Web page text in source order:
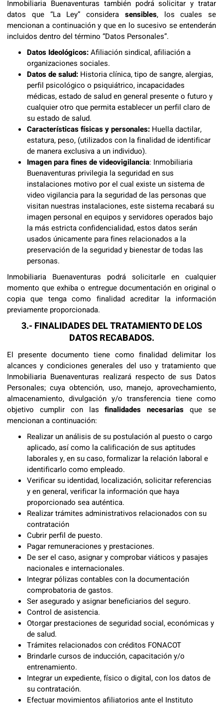
Inmobiliaria Buenaventuras también podrá solicitar y tratar
datos que “La Ley” considera sensibles, los cuales se
mencionan a continuación y que en lo sucesivo se entenderán
incluidos dentro del término “Datos Personales”.
Datos Ideológicos:Afiliación sindical, afiliación a
organizaciones sociales.
Datos de salud: Historia clínica, tipo de sangre, alergias,
perfil psicológico o psiquiátrico, incapacidades
médicas, estado de salud en general presente o futuro y
cualquier otro que permita establecer un perfil claro de
su estado de salud.
Características físicas y personales: Huella dactilar,
estatura, peso, (utilizados con la finalidad de identificar
de manera exclusiva a un individuo).
Imagen para fines de videovigilancia: Inmobiliaria
Buenaventuras privilegia la seguridad en sus
instalaciones motivo por el cual existe un sistema de
video vigilancia para la seguridad de las personas que
visitan nuestras instalaciones, este sistema recabará su
imagen personal en equipos y servidores operados bajo
la más estricta confidencialidad, estos datos serán
usados únicamente para fines relacionados a la
preservación de la seguridad y bienestar de todas las
personas.
Inmobiliaria Buenaventuras podrá solicitarle en cualquier
momento que exhiba o entregue documentación en original o
copia que tenga como finalidad acreditar la información
previamente proporcionada.
3.- FINALIDADES DEL TRATAMIENTO DE LOS
DATOS RECABADOS.
El presente documento tiene como finalidad delimitar los
alcances y condiciones generales del uso y tratamiento que
Inmobiliaria Buenaventuras realizará respecto de sus Datos
Personales; cuya obtención, uso, manejo, aprovechamiento,
almacenamiento, divulgación y/o transferencia tiene como
objetivo cumplir con lasfinalidades necesarias que se
mencionan a continuación:
Realizar un análisis de su postulación al puesto o cargo
aplicado, así como la calificación de sus aptitudes
laborales y, en su caso, formalizar la relación laboral e
identificarlo como empleado.
Verificar su identidad, localización, solicitar referencias
y en general, verificar la información que haya
proporcionado sea auténtica.
Realizar trámites administrativos relacionados con su
contratación
Cubrir perfil de puesto.
Pagar remuneraciones y prestaciones.
De ser el caso, asignar y comprobar viáticos y pasajes
nacionales e internacionales.
Integrar pólizas contables con la documentación
comprobatoria de gastos.
Ser asegurado y asignar beneficiarios del seguro.
Control de asistencia.
Otorgar prestaciones de seguridad social, económicas y
de salud.
Trámites relacionados con créditos FONACOT
Brindarle cursos de inducción, capacitación y/o
entrenamiento.
Integrar un expediente, físico o digital, con los datos de
su contratación.
Efectuar movimientos afiliatorios ante el Instituto